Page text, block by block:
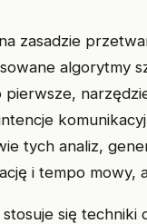
na zasadzie
algorytmy
tych analiz,
i tempo
się